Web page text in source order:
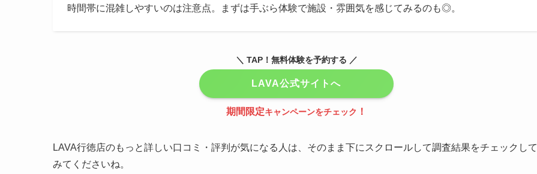
時間帯に混雑しやすいのは注意点。まずは手ぶら体験で施設・雰囲気を感じてみるのも◎。
＼ TAP！無料体験を予約する ／
LAVA公式サイトへ
期間限定キャンペーンをチェック ！
LAVA行徳店のもっと詳しい口コミ・評判が気になる人は、そのまま下にスクロールして調査結果をチェックして
みてくださいね。